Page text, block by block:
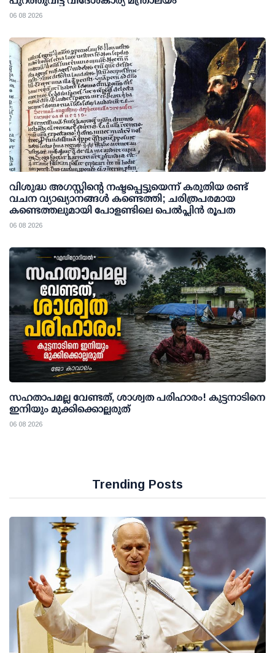
06 08 2026
വിശുദ്ധ അഗസ്റ്റിന്റെ നഷ്ടപ്പെട്ടുയെന്ന് കരുതിയ രണ്ട്
വചന വ്യാഖ്യാനങ്ങൾ കണ്ടെത്തി; ചരിത്രപരമായ
കണ്ടെത്തലുമായി പോളണ്ടിലെ പെൽപ്ലിൻ രൂപത
06 08 2026
സഹതാപമല്ല വേണ്ടത്, ശാശ്വത പരിഹാരം! കുട്ടനാടിനെ
ഇനിയും മുക്കിക്കൊല്ലരുത്
06 08 2026
Trending Posts